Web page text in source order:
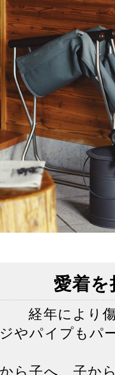
愛着
経年により
やパイプもパ
ら子へ、子か